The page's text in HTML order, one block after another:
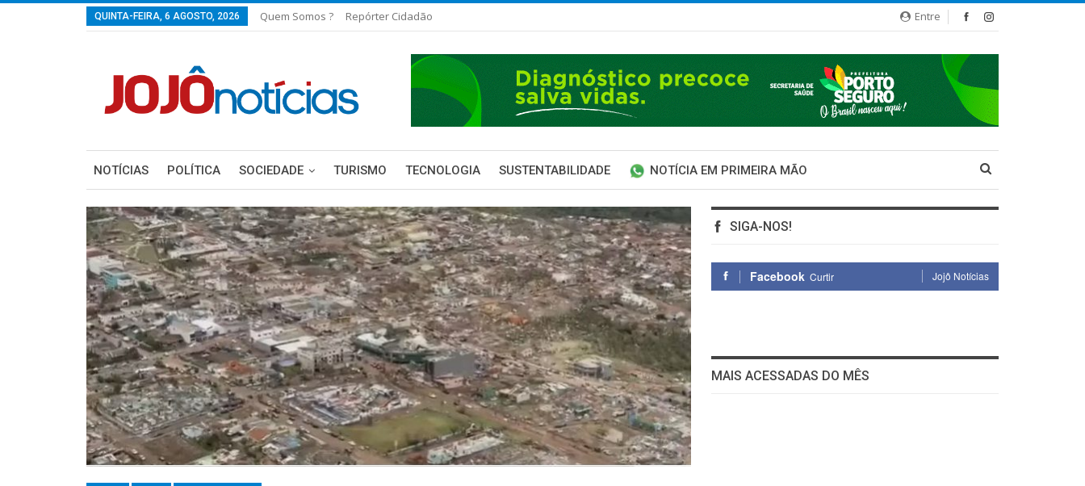
Entre
QUINTA-FEIRA, 6 AGOSTO, 2026 Quem Somos ? Repórter Cidadão
NOTÍCIAS POLÍTICA SOCIEDADE TURISMO TECNOLOGIA SUSTENTABILIDADE NOTÍCIA EM PRIMEIRA MÃO
SIGA-NOS!
Facebook Curtir Jojô Notícias
MAIS ACESSADAS DO MÊS